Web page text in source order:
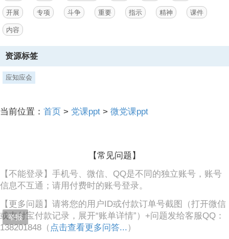
举报
见强调要将有无“为非作恶、欺压百姓”特征作为审查判断恶势力的主要
标准，同时明确规定，
3、对于不具有“为非作恶、欺压百姓”特征，单纯为牟取不法经济利益而
实施的违法犯罪，或者因民间纠纷而引发以及其他确属事出有因的违法
犯罪活动，不应作为恶势力案件处理。,执法标准,关于办理恶势力刑事
案件等4个意见,明确法律政策界限依法严惩黑恶势力,“在法律意义 上，
恶势力犯罪集团与黑社会性质组织是两种不同的犯罪行为，犯罪性质不
罚，所以黑社会性质组织是-种独立的犯罪行为，而恶势力并不是一个
法律概念，也不是独立罪名，而是一种共同犯罪的特殊形式，是量刑时
事案件等4个意见,明确法律政策界限依法严惩
开展 专项 斗争 重要 指示 精神 课件
内容
资源标签
应知应会
当前位置： 首页 > 党课ppt > 微党课ppt
【常见问题】
【不能登录】手机号、微信、QQ是不同的独立账号，账号
信息不互通；请用付费时的账号登录。
【更多问题】请将您的用户ID或付款订单号截图（打开微信
或支付宝付款记录，展开“账单详情”）+问题发给客服QQ：
138201848（ 点击查看更多问答... ）